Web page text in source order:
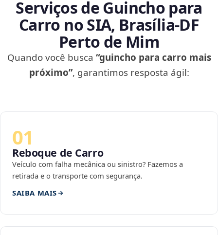
Serviços de Guincho para
Carro no SIA, Brasília‑DF
Perto de Mim
Quando você busca “guincho para carro mais
próximo”, garantimos resposta ágil:
01
Reboque de Carro
Veículo com falha mecânica ou sinistro? Fazemos a
retirada e o transporte com segurança.
SAIBA MAIS